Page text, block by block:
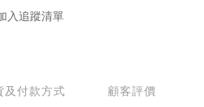
入追蹤清單
及付款方式 顧客評價